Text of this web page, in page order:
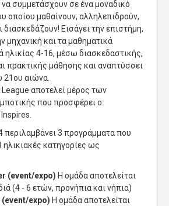
συμμετάσχουν σε ένα μοναδικό
οποίου μαθαίνουν, αλληλεπιδρούν,
διασκεδάζουν! Εισάγει την επιστήμη,
μηχανική και τα μαθηματικά
ηλικίας 4-16, μέσω διασκεδαστικής,
πρακτικής μάθησης και αναπτύσσει
21ου αιώνα.
αποτελεί μέρος των
που προσφέρει ο
περιλαμβάνει 3 προγράμματα που
ηλικιακές κατηγορίες ως
(event/expo) H ομάδα αποτελείται
(4 - 6 ετών, προνήπια και νήπια)
(event/expo) Η ομάδα αποτελείται